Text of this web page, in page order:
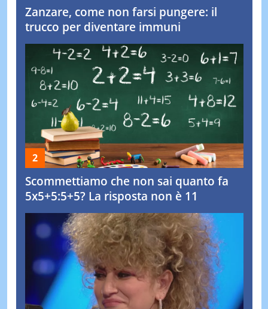
Zanzare, come non farsi pungere: il
trucco per diventare immuni
Scommettiamo che non sai quanto fa
5x5+5:5+5? La risposta non è 11